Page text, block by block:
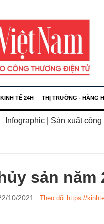
KINH TẾ 24H THỊ TRƯỜNG - HÀNG
Sản xuất công nghiệp Hải
sản năm
10/2021 Theo dõi https://